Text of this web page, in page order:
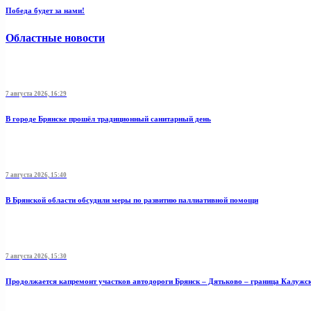
Победа будет за нами!
Областные новости
7 августа 2026, 16:29
В городе Брянске прошёл традиционный санитарный день
7 августа 2026, 15:40
В Брянской области обсудили меры по развитию паллиативной помощи
7 августа 2026, 15:30
Продолжается капремонт участков автодороги Брянск – Дятьково – граница